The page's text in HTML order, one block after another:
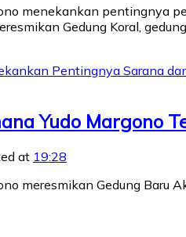
menekankan pentingnya
Gedung Koral,
Yudo Margono
at 19:28
meresmikan Gedung Baru